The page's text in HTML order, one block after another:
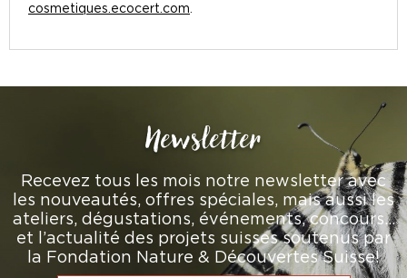
cosmetiques.ecocert.com
Newsletter
Recevez tous les mois notre newsletter avec
les nouveautés, offres spéciales, mais aussi les
ateliers, dégustations, événements, concours…
et l’actualité des projets suisses soutenus par
la Fondation Nature & Découvertes Suisse!